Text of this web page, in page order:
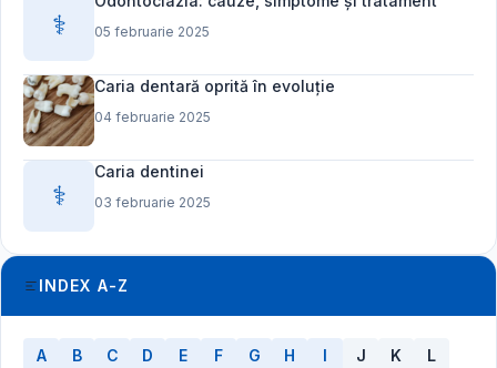
⚕️ 05 februarie 2025
Caria dentară oprită în evoluție
04 februarie 2025
⚕️
Caria dentinei
03 februarie 2025
INDEX A-Z
A B C D E F G H I J K
L